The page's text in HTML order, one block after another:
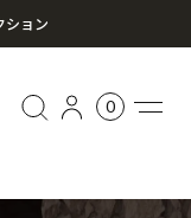
ション
料無料
0